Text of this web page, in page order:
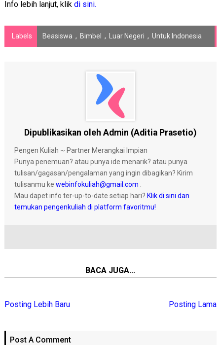
Info lebih lanjut, klik di sini.
Labels Beasiswa , Bimbel , Luar Negeri , Untuk Indonesia
Dipublikasikan oleh Admin (Aditia Prasetio)
Pengen Kuliah ~ Partner Merangkai Impian
Punya penemuan? atau punya ide menarik? atau punya
tulisan/gagasan/pengalaman yang ingin dibagikan? Kirim
tulisanmu ke webinfokuliah@gmail.com
Mau dapet info ter-up-to-date setiap hari? Klik di sini dan
temukan pengenkuliah di platform favoritmu!
BACA JUGA...
Posting Lebih Baru Posting Lama
Post A Comment